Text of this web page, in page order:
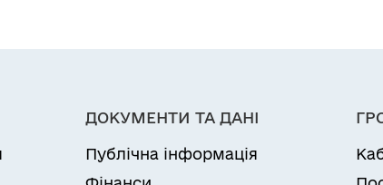
межами
яка
ведення
виробництва,
розташована
адресою:
ДОКУМЕНТИ ТА ДАНІ
Публічна інформація